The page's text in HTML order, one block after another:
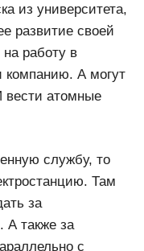
из университета,
развитие своей
работу в
компанию. А могут
вести атомные
службу, то
Там
за
А также за
с